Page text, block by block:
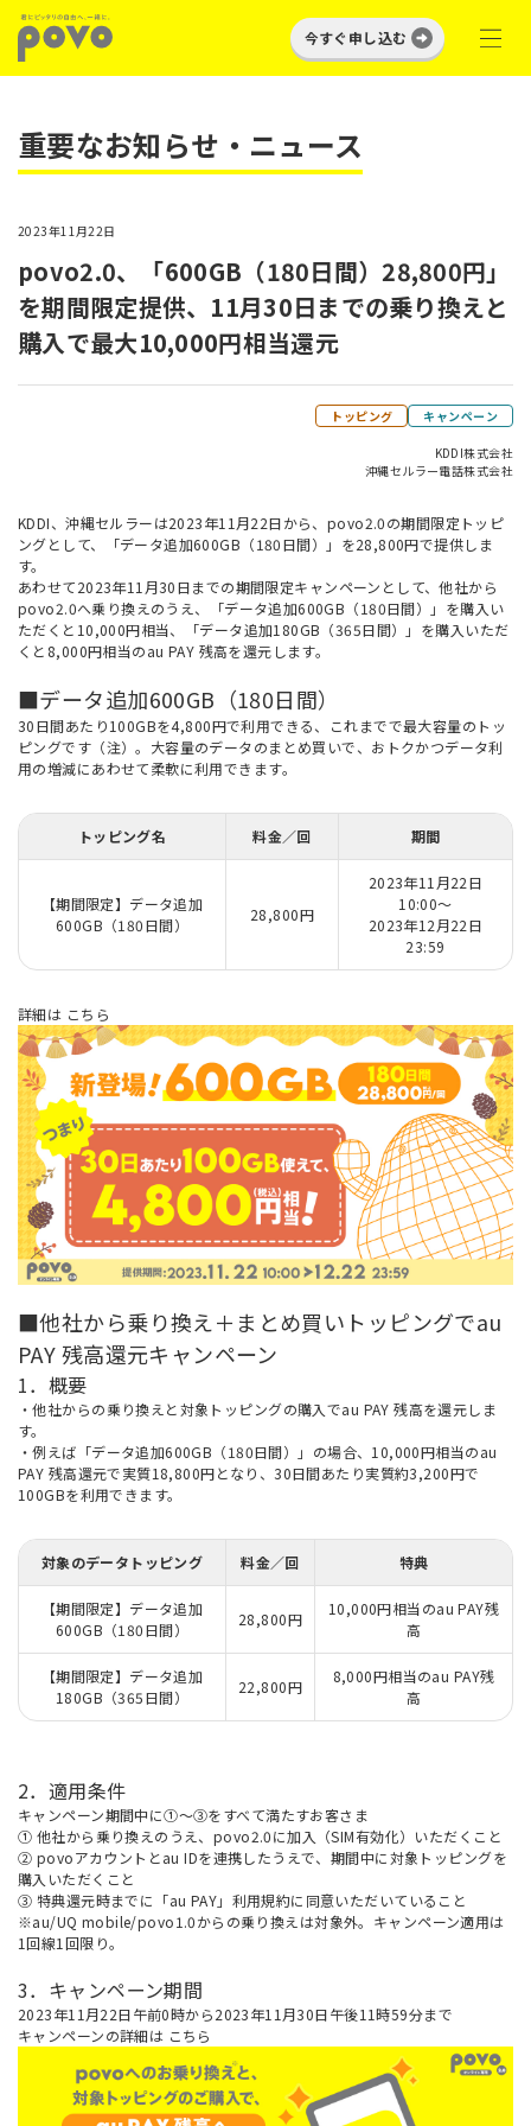
今すぐ申し込む
重要なお知らせ・ニュース
2023年11月22日
povo2.0、「600GB（180日間）28,800円」
を期間限定提供、11月30日までの乗り換えと
購入で最大10,000円相当還元
トッピング キャンペーン
KDDI株式会社
沖縄セルラー電話株式会社
KDDI、沖縄セルラーは2023年11月22日から、povo2.0の期間限定トッピ
ングとして、「データ追加600GB（180日間）」を28,800円で提供しま
す。
あわせて2023年11月30日までの期間限定キャンペーンとして、他社から
povo2.0へ乗り換えのうえ、「データ追加600GB（180日間）」を購入い
ただくと10,000円相当、「データ追加180GB（365日間）」を購入いただ
くと8,000円相当のau PAY 残高を還元します。
■データ追加600GB（180日間）
30日間あたり100GBを4,800円で利用できる、これまでで最大容量のトッ
ピングです（注）。大容量のデータのまとめ買いで、おトクかつデータ利
用の増減にあわせて柔軟に利用できます。
トッピング名 料金／回 期間
【期間限定】データ追加
600GB（180日間）
28,800円
2023年11月22日
10:00～
2023年12月22日
23:59
詳細は こちら
■他社から乗り換え＋まとめ買いトッピングでau
PAY 残高還元キャンペーン
1．概要
・他社からの乗り換えと対象トッピングの購入でau PAY 残高を還元しま
す。
・例えば「データ追加600GB（180日間）」の場合、10,000円相当のau
PAY 残高還元で実質18,800円となり、30日間あたり実質約3,200円で
100GBを利用できます。
対象のデータトッピング 料金／回 特典
【期間限定】データ追加
600GB（180日間）
28,800円
10,000円相当のau PAY残
高
【期間限定】データ追加
180GB（365日間）
22,800円
8,000円相当のau PAY残
高
2．適用条件
キャンペーン期間中に①～③をすべて満たすお客さま
① 他社から乗り換えのうえ、povo2.0に加入（SIM有効化）いただくこと
② povoアカウントとau IDを連携したうえで、期間中に対象トッピングを
購入いただくこと
③ 特典還元時までに「au PAY」利用規約に同意いただいていること
※au/UQ mobile/povo1.0からの乗り換えは対象外。キャンペーン適用は
1回線1回限り。
3．キャンペーン期間
2023年11月22日午前0時から2023年11月30日午後11時59分まで
キャンペーンの詳細は こちら